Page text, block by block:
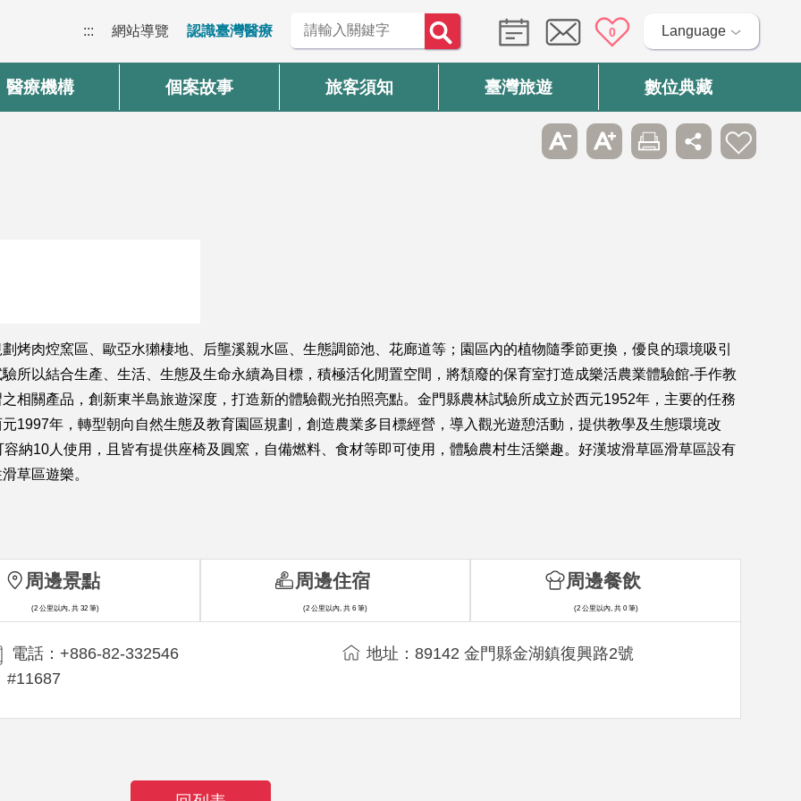
::: 網站導覽 認識臺灣醫療 0 Language
醫療機構 個案故事 旅客須知 臺灣旅遊 數位典藏
烤肉焢窯區、歐亞水獺棲地、后壟溪親水區、生態調節池、花廊道等；園區內的植物隨季節更換，優良的環境吸引
所以結合生產、生活、生態及生命永續為目標，積極活化閒置空間，將頹廢的保育室打造成樂活農業體驗館-手作教
相關產品，創新東半島旅遊深度，打造新的體驗觀光拍照亮點。金門縣農林試驗所成立於西元1952年，主要的任務
1997年，轉型朝向自然生態及教育園區規劃，創造農業多目標經營，導入觀光遊憩活動，提供教學及生態環境改
納10人使用，且皆有提供座椅及圓窯，自備燃料、食材等即可使用，體驗農村生活樂趣。好漢坡滑草區滑草區設有
草區遊樂。
電話：+886-82-332546
#11687
地址：89142 金門縣金湖鎮復興路2號
周邊景點
(2 公里以內, 共 32 筆)
周邊住宿
(2 公里以內, 共 6 筆)
周邊餐飲
(2 公里以內, 共 0 筆)